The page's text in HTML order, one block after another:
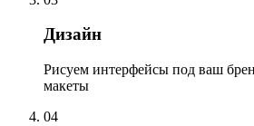
Дизайн
Рисуем интерфейсы под ваш
макеты
04